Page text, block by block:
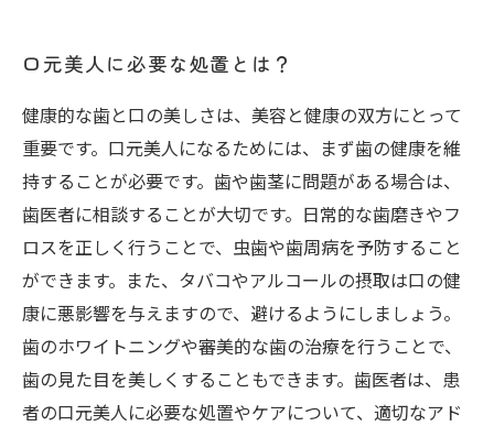
口元美人に必要な処置とは？
健康的な歯と口の美しさは、美容と健康の双方にとって
重要です。口元美人になるためには、まず歯の健康を維
持することが必要です。歯や歯茎に問題がある場合は、
歯医者に相談することが大切です。日常的な歯磨きやフ
ロスを正しく行うことで、虫歯や歯周病を予防すること
ができます。また、タバコやアルコールの摂取は口の健
康に悪影響を与えますので、避けるようにしましょう。
歯のホワイトニングや審美的な歯の治療を行うことで、
歯の見た目を美しくすることもできます。歯医者は、患
者の口元美人に必要な処置やケアについて、適切なアド